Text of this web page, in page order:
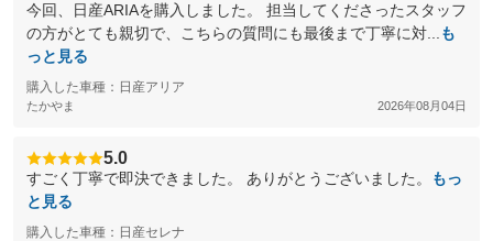
今回、日産ARIAを購入しました。 担当してくださったスタッフ
の方がとても親切で、こちらの質問にも最後まで丁寧に対...
も
っと見る
購入した車種：日産アリア
たかやま 2026年08月04日
5.0
すごく丁寧で即決できました。 ありがとうございました。
もっ
と見る
購入した車種：日産セレナ